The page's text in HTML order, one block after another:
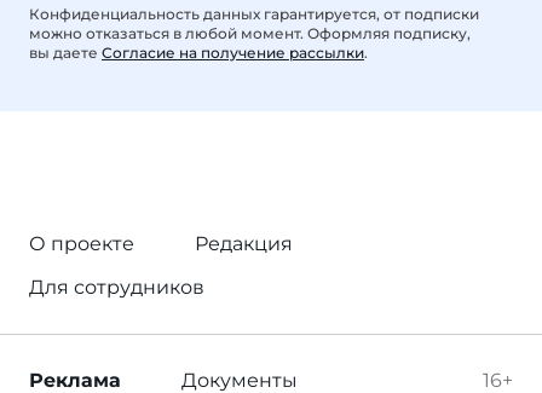
Конфиденциальность данных гарантируется, от подписки
можно отказаться в любой момент. Оформляя подписку,
вы даете Согласие на получение рассылки.
О проекте
Редакция
Для сотрудников
16+
Реклама Документы